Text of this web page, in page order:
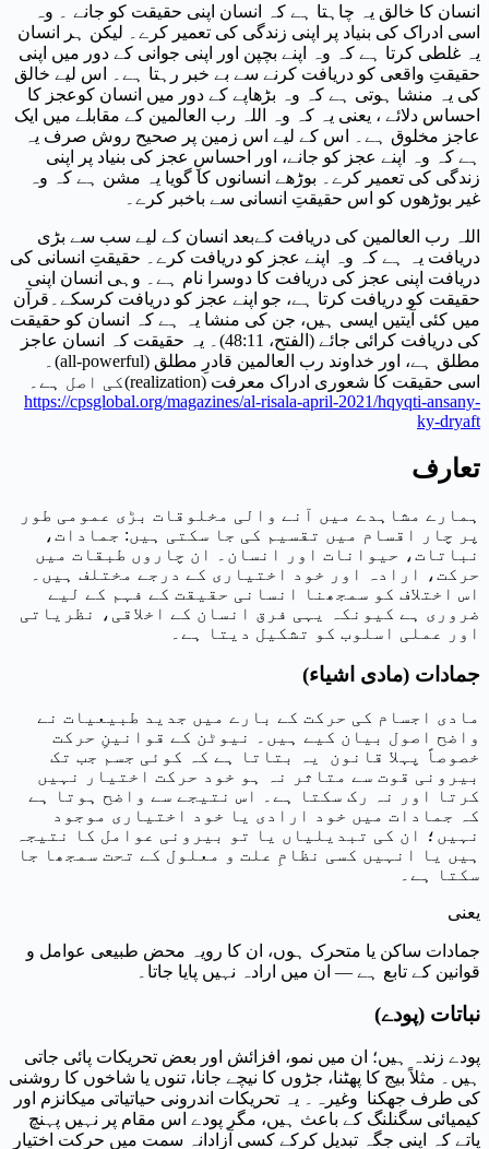
انسان کا خالق یہ چاہتا ہے کہ انسان اپنی حقیقت کو جانے ۔ وہ
اسی ادراک کی بنیاد پر اپنی زندگی کی تعمیر کرے۔ لیکن ہر انسان
یہ غلطی کرتا ہے کہ وہ اپنے بچپن اور اپنی جوانی کے دور میں اپنی
حقیقتِ واقعی کو دریافت کرنے سے بے خبر رہتا ہے۔ اس لیے خالق
کی یہ منشا ہوتی ہے کہ وہ بڑھاپے کے دور میں انسان کوعجز کا
احساس دلائے ، یعنی یہ کہ وہ اللہ رب العالمین کے مقابلے میں ایک
عاجز مخلوق ہے۔ اس کے لیے اس زمین پر صحیح روش صرف یہ
ہے کہ وہ اپنے عجز کو جانے، اور احساسِ عجز کی بنیاد پر اپنی
زندگی کی تعمیر کرے۔ بوڑھے انسانوں کا گویا یہ مشن ہے کہ وہ
غیر بوڑھوں کو اس حقیقتِ انسانی سے باخبر کرے۔
اللہ رب العالمین کی دریافت کےبعد انسان کے لیے سب سے بڑی
دریافت یہ ہے کہ وہ اپنے عجز کو دریافت کرے۔ حقیقتِ انسانی کی
دریافت اپنی عجز کی دریافت کا دوسرا نام ہے۔ وہی انسان اپنی
حقیقت کو دریافت کرتا ہے، جو اپنے عجز کو دریافت کرسکے۔قرآن
میں کئی آیتیں ایسی ہیں، جن کی منشا یہ ہے کہ انسان کو حقیقت
کی دریافت کرائی جائے (الفتح، 48:11)۔ یہ حقیقت کہ انسان عاجز
مطلق ہے، اور خداوند رب العالمین قادرِ مطلق (all-powerful)۔
اسی حقیقت کا شعوری ادراک معرفت (realization)کی اصل ہے۔
https://cpsglobal.org/magazines/al-risala-april-2021/hqyqti-ansany-
ky-dryaft
تعارف
ہمارے مشاہدے میں آنے والی مخلوقات بڑی عمومی طور
پر چار اقسام میں تقسیم کی جا سکتی ہیں: جمادات،
نباتات، حیوانات اور انسان۔ ان چاروں طبقات میں
حرکت، ارادہ اور خود اختیاری کے درجے مختلف ہیں۔
اس اختلاف کو سمجھنا انسانی حقیقت کے فہم کے لیے
ضروری ہے کیونکہ یہی فرق انسان کے اخلاقی، نظریاتی
اور عملی اسلوب کو تشکیل دیتا ہے۔
جمادات (مادی اشیاء)
واضح اصول بیان کیے ہیں۔ نیوٹن کے قوانینِ حرکت
خصوصاً پہلا قانون یہ بتاتا ہے کہ کوئی جسم جب تک
بیرونی قوت سے متاثر نہ ہو خود حرکت اختیار نہیں
کرتا اور نہ رک سکتا ہے۔ اس نتیجے سے واضح ہوتا ہے
کہ جمادات میں خود ارادی یا خود اختیاری موجود
نہیں؛ ان کی تبدیلیاں یا تو بیرونی عوامل کا نتیجہ
ہیں یا انہیں کسی نظامِ علت و معلول کے تحت سمجھا جا
سکتا ہے۔
یعنی
جمادات ساکن یا متحرک ہوں، ان کا رویہ محض طبیعی عوامل و
قوانین کے تابع ہے — ان میں ارادہ نہیں پایا جاتا۔
نباتات (پودے)
پودے زندہ ہیں؛ ان میں نمو، افزائش اور بعض تحریکات پائی جاتی
ہیں۔ مثلاً بیج کا پھٹنا، جڑوں کا نیچے جانا، تنوں یا شاخوں کا روشنی
کی طرف جھکنا وغیرہ۔ یہ تحریکات اندرونی حیاتیاتی میکانزم اور
کیمیائی سگنلنگ کے باعث ہیں، مگر پودے اس مقام پر نہیں پہنچ
پاتے کہ اپنی جگہ تبدیل کرکے کسی آزادانہ سمت میں حرکت اختیار